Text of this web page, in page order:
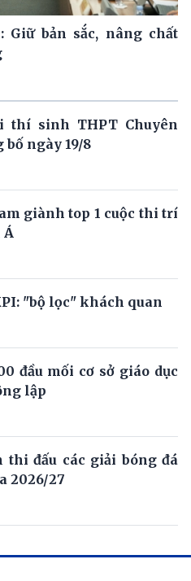
Giữ bản sắc, nâng chất
sinh THPT Chuyên
bố ngày 19/8
giành top 1 cuộc thi trí
Á
"bộ lọc" khách quan
đầu mối cơ sở giáo dục
lập
thi đấu các giải bóng đá
2026/27